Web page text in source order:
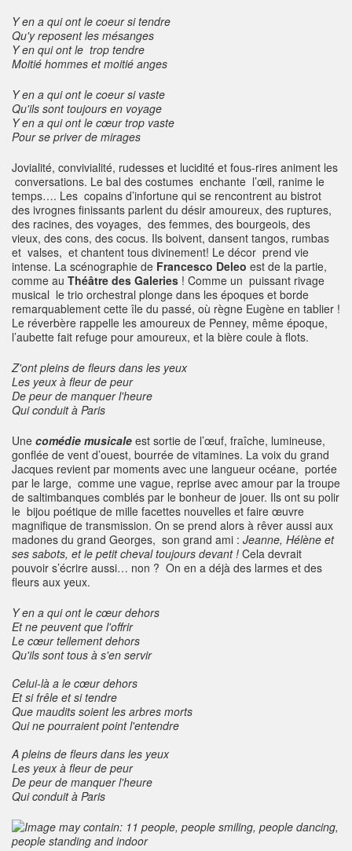
Y en a qui ont le coeur si tendre
Qu'y reposent les mésanges
Y en qui ont le trop tendre
Moitié hommes et moitié anges
Y en a qui ont le coeur si vaste
Qu'ils sont toujours en voyage
Y en a qui ont le cœur trop vaste
Pour se priver de mirages
Jovialité, convivialité, rudesses et lucidité et fous-rires animent les
conversations. Le bal des costumes enchante l’œil, ranime le
temps…. Les copains d’infortune qui se rencontrent au bistrot
des ivrognes finissants parlent du désir amoureux, des ruptures,
des racines, des voyages, des femmes, des bourgeois, des
vieux, des cons, des cocus. Ils boivent, dansent tangos, rumbas
et valses, et chantent tous divinement! Le décor prend vie
intense. La scénographie de Francesco Deleo est de la partie,
comme au Théâtre des Galeries ! Comme un puissant rivage
musical le trio orchestral plonge dans les époques et borde
remarquablement cette île du passé, où règne Eugène en tablier !
Le réverbère rappelle les amoureux de Penney, même époque,
l’aubette fait refuge pour amoureux, et la bière coule à flots.
Z'ont pleins de fleurs dans les yeux
Les yeux à fleur de peur
De peur de manquer l'heure
Qui conduit à Paris
Une comédie musicale est sortie de l’œuf, fraîche, lumineuse,
gonflée de vent d’ouest, bourrée de vitamines. La voix du grand
Jacques revient par moments avec une langueur océane, portée
par le large, comme une vague, reprise avec amour par la troupe
de saltimbanques comblés par le bonheur de jouer. Ils ont su polir
le bijou poétique de mille facettes nouvelles et faire œuvre
magnifique de transmission. On se prend alors à rêver aussi aux
madones du grand Georges, son grand ami : Jeanne, Hélène et
ses sabots, et le petit cheval toujours devant ! Cela devrait
pouvoir s’écrire aussi… non ? On en a déjà des larmes et des
fleurs aux yeux.
Y en a qui ont le cœur dehors
Et ne peuvent que l'offrir
Le cœur tellement dehors
Qu'ils sont tous à s'en servir
Celui-là a le cœur dehors
Et si frêle et si tendre
Que maudits soient les arbres morts
Qui ne pourraient point l'entendre
A pleins de fleurs dans les yeux
Les yeux à fleur de peur
De peur de manquer l'heure
Qui conduit à Paris